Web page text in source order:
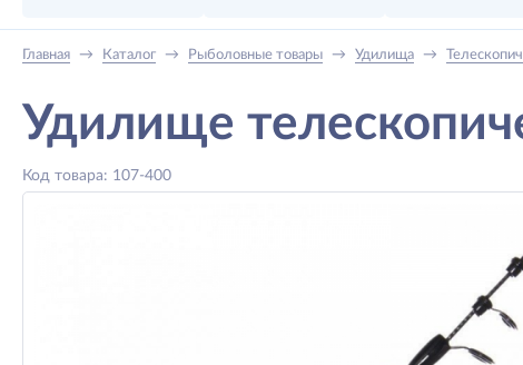
Главная → Каталог → Рыболовные товары → Удилища →
Удилище
Код товара: 107-400